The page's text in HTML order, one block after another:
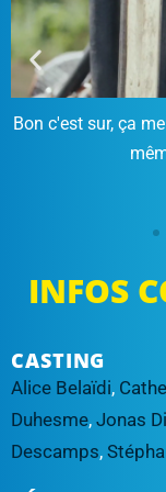
Bon c'est sur, ça
INFOS
CASTING
Alice Belaïdi,
Duhesme, Jonas
Descamps,